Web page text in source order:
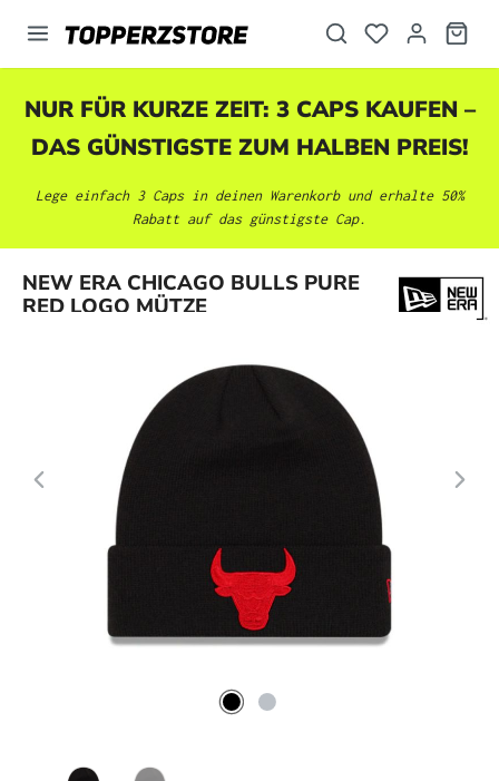
springen
NUR FÜR KURZE ZEIT: 3 CAPS KAUFEN –
DAS GÜNSTIGSTE ZUM HALBEN PREIS!
Lege einfach 3 Caps in deinen Warenkorb und erhalte 50%
Rabatt auf das günstigste Cap.
NEW ERA CHICAGO BULLS PURE
RED LOGO MÜTZE
Bildergalerie überspringen